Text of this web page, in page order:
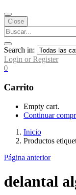
Close
Search in:
Login or Register
0
Carrito
Empty cart.
Continuar
Inicio
Productos
Página anterior
delantal